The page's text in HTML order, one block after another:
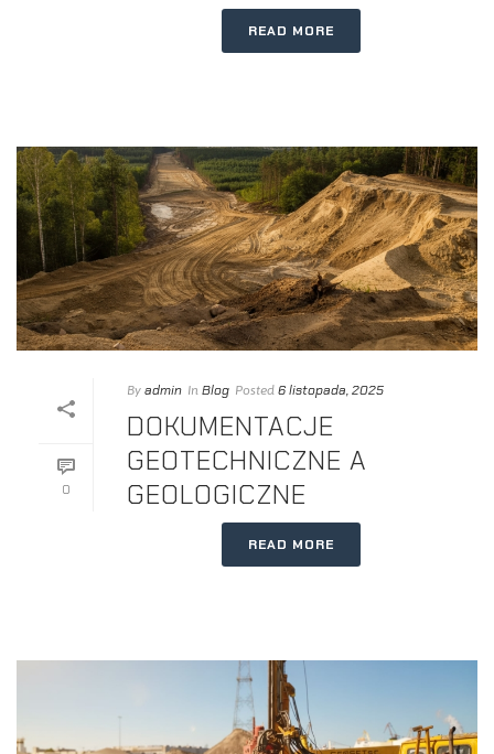
READ MORE
0
By admin In Blog Posted 6 listopada, 2025
DOKUMENTACJE
GEOTECHNICZNE A
GEOLOGICZNE
READ MORE